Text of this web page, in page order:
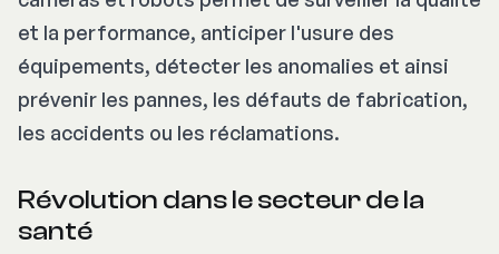
et la performance, anticiper l'usure des
équipements, détecter les anomalies et ainsi
prévenir les pannes, les défauts de fabrication,
les accidents ou les réclamations.
Révolution dans le secteur de la
santé